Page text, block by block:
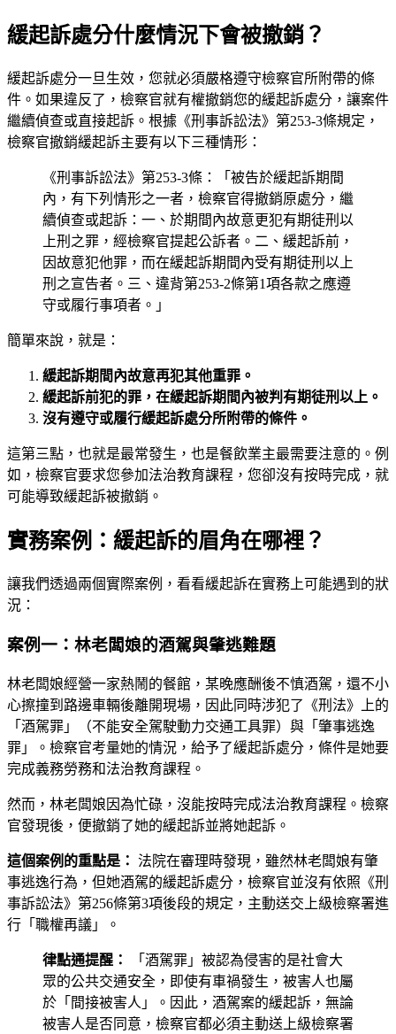
緩起訴處分什麼情況下會被撤銷？
緩起訴處分一旦生效，您就必須嚴格遵守檢察官所附帶的條
件。如果違反了，檢察官就有權撤銷您的緩起訴處分，讓案件
繼續偵查或直接起訴。根據《刑事訴訟法》第253-3條規定，
檢察官撤銷緩起訴主要有以下三種情形：
《刑事訴訟法》第253-3條：「被告於緩起訴期間
內，有下列情形之一者，檢察官得撤銷原處分，繼
續偵查或起訴：一、於期間內故意更犯有期徒刑以
上刑之罪，經檢察官提起公訴者。二、緩起訴前，
因故意犯他罪，而在緩起訴期間內受有期徒刑以上
刑之宣告者。三、違背第253-2條第1項各款之應遵
守或履行事項者。」
簡單來說，就是：
緩起訴期間內故意再犯其他重罪。
緩起訴前犯的罪，在緩起訴期間內被判有期徒刑以上。
沒有遵守或履行緩起訴處分所附帶的條件。
這第三點，也就是最常發生，也是餐飲業主最需要注意的。例
如，檢察官要求您參加法治教育課程，您卻沒有按時完成，就
可能導致緩起訴被撤銷。
實務案例：緩起訴的眉角在哪裡？
讓我們透過兩個實際案例，看看緩起訴在實務上可能遇到的狀
況：
案例一：林老闆娘的酒駕與肇逃難題
林老闆娘經營一家熱鬧的餐館，某晚應酬後不慎酒駕，還不小
心擦撞到路邊車輛後離開現場，因此同時涉犯了《刑法》上的
「酒駕罪」（不能安全駕駛動力交通工具罪）與「肇事逃逸
罪」。檢察官考量她的情況，給予了緩起訴處分，條件是她要
完成義務勞務和法治教育課程。
然而，林老闆娘因為忙碌，沒能按時完成法治教育課程。檢察
官發現後，便撤銷了她的緩起訴並將她起訴。
這個案例的重點是： 法院在審理時發現，雖然林老闆娘有肇
事逃逸行為，但她酒駕的緩起訴處分，檢察官並沒有依照《刑
事訴訟法》第256條第3項後段的規定，主動送交上級檢察署進
行「職權再議」。
律點通提醒：
「酒駕罪」被認為侵害的是社會大
眾的公共交通安全，即使有車禍發生，被害人也屬
於「間接被害人」。因此，酒駕案的緩起訴，無論
被害人是否同意，檢察官都必須主動送上級檢察署